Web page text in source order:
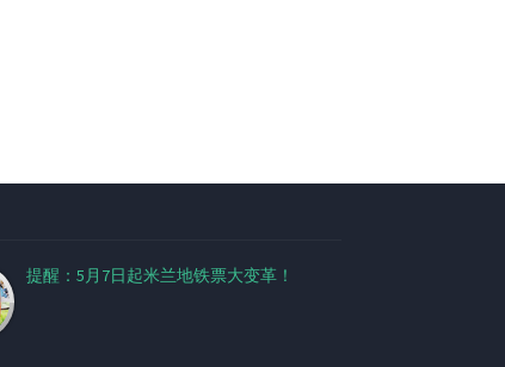
提醒：5月7日起米兰地铁票大变革！